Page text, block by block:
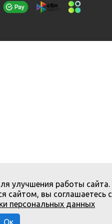
улучшения работы сайта.
сайтом, вы соглашаетесь с
персональных данных
Ок